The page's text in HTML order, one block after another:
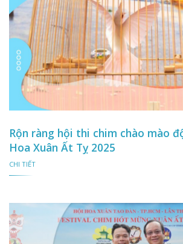
Rộn ràng hội thi chim chào mào
Hoa Xuân Ất Tỵ 2025
CHI TIẾT